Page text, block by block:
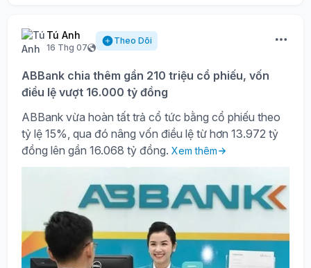
Tú Anh
16 Thg 07
Theo Dõi
ABBank chia thêm gần 210 triệu cổ phiếu, vốn
điều lệ vượt 16.000 tỷ đồng
ABBank vừa hoàn tất trả cổ tức bằng cổ phiếu theo
tỷ lệ 15%, qua đó nâng vốn điều lệ từ hơn 13.972 tỷ
đồng lên gần 16.068 tỷ đồng. Xem thêm